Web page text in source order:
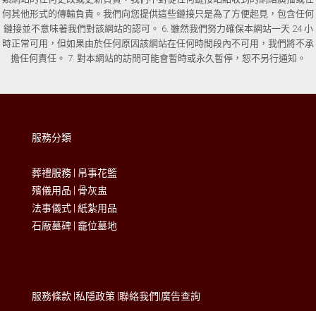
何其他形式的傳輸負責。我們向您提供這些鏈接只是為了方便起見，包含任何
鏈接並不意味著我們對該網站的認可。 6. 雖然我們努力確保本網站一天 24 小
時正常可用，但如果由於任何原因該網站在任何時間段內不可用，我們將不承
擔任何責任。 7. 對本網站的訪問可能會暫時或永久暫停，恕不另行通知。
服務分類
葬禮服務
帛事花籃
殯儀用品
骨灰盅
法事儀式 紙紮用品
石廠墓碑 龕位墓地
服務條款 私隱政策 聯絡我們 廣告查詢